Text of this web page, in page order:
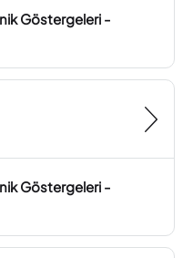
Göstergeleri -
Göstergeleri -